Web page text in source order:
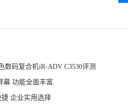
数码复合机iR-ADV C3530评测
幕 功能全面丰富
企业实用选择